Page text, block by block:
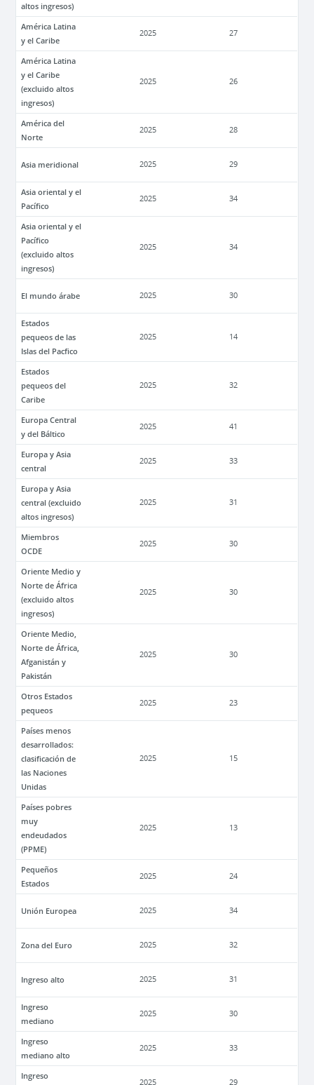
altos ingresos)
América Latina
y el Caribe
2025 27
América Latina
y el Caribe
(excluido altos
ingresos)
2025 26
América del
Norte
2025 28
Asia meridional 2025 29
Asia oriental y el
Pacífico
2025 34
Asia oriental y el
Pacífico
(excluido altos
ingresos)
2025 34
El mundo árabe 2025 30
Estados
pequeos de las
Islas del Pacfico
2025 14
Estados
pequeos del
Caribe
2025 32
Europa Central
y del Báltico
2025 41
Europa y Asia
central
2025 33
Europa y Asia
central (excluido
altos ingresos)
2025 31
Miembros
OCDE
2025 30
Oriente Medio y
Norte de África
(excluido altos
ingresos)
2025 30
Oriente Medio,
Norte de África,
Afganistán y
Pakistán
2025 30
Otros Estados
pequeos
2025 23
Países menos
desarrollados:
clasificación de
las Naciones
Unidas
2025 15
Países pobres
muy
endeudados
(PPME)
2025 13
Pequeños
Estados
2025 24
Unión Europea 2025 34
Zona del Euro 2025 32
Ingreso alto 2025 31
Ingreso
mediano
2025 30
Ingreso
mediano alto
2025 33
Ingreso
2025 29